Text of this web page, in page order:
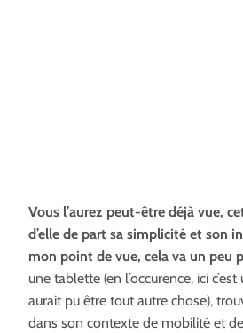
Vous l’aurez peut-être déjà vue,
d’elle de part sa simplicité et son
mon point de vue, cela va un peu
une tablette (en l’occurence, ici
aurait pu être tout autre chose),
dans son contexte de mobilité et